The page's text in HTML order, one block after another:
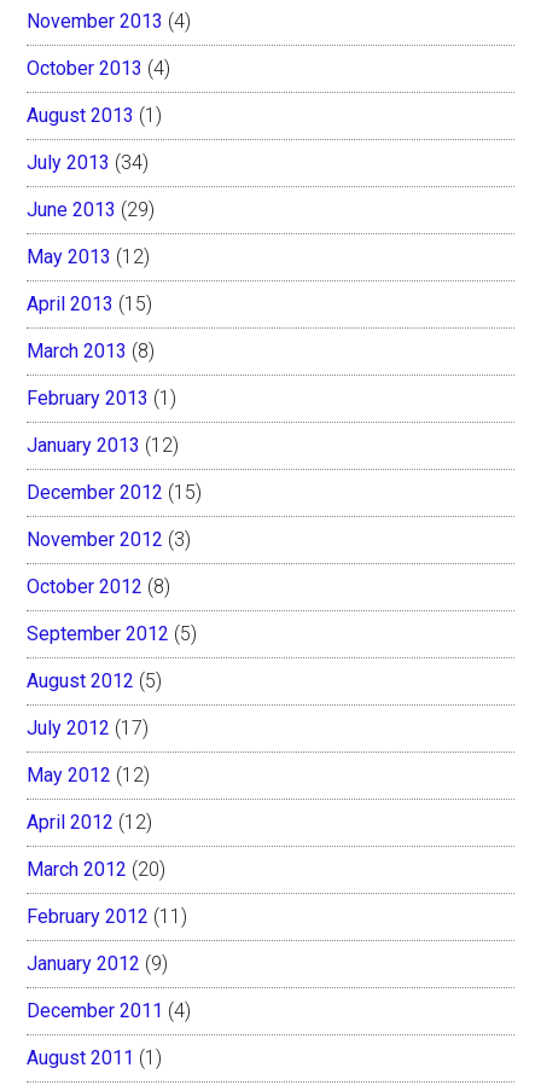
November 2013 (4)
October 2013 (4)
August 2013 (1)
July 2013 (34)
June 2013 (29)
May 2013 (12)
April 2013 (15)
March 2013 (8)
February 2013 (1)
January 2013 (12)
December 2012 (15)
November 2012 (3)
October 2012 (8)
September 2012 (5)
August 2012 (5)
July 2012 (17)
May 2012 (12)
April 2012 (12)
March 2012 (20)
February 2012 (11)
January 2012 (9)
December 2011 (4)
August 2011 (1)